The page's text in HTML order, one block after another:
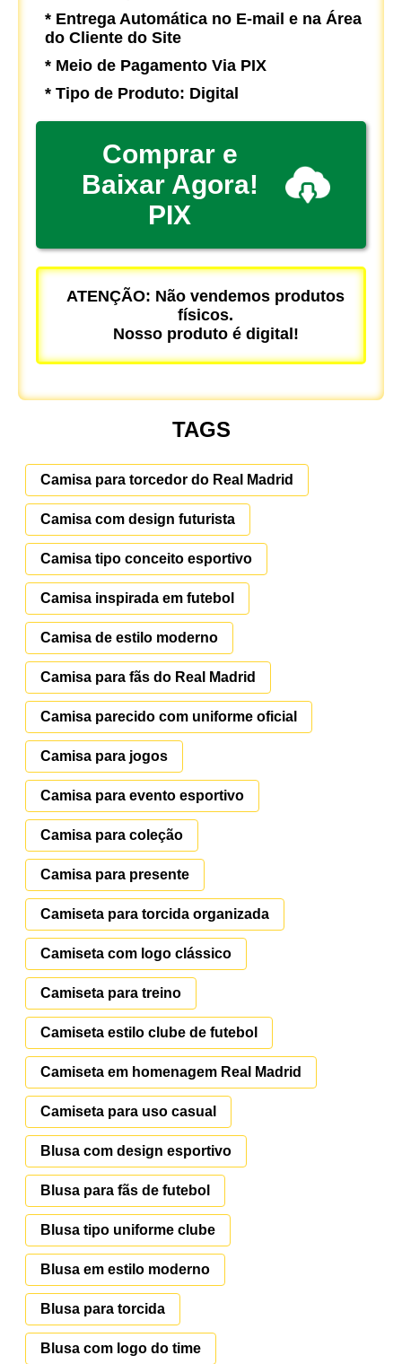
* Entrega Automática no E-mail e na Área
do Cliente do Site
* Meio de Pagamento Via PIX
* Tipo de Produto: Digital
Comprar e
Baixar Agora!
PIX
ATENÇÃO: Não vendemos produtos
físicos.
Nosso produto é digital!
TAGS
Camisa para torcedor do Real Madrid
Camisa com design futurista
Camisa tipo conceito esportivo
Camisa inspirada em futebol
Camisa de estilo moderno
Camisa para fãs do Real Madrid
Camisa parecido com uniforme oficial
Camisa para jogos
Camisa para evento esportivo
Camisa para coleção
Camisa para presente
Camiseta para torcida organizada
Camiseta com logo clássico
Camiseta para treino
Camiseta estilo clube de futebol
Camiseta em homenagem Real Madrid
Camiseta para uso casual
Blusa com design esportivo
Blusa para fãs de futebol
Blusa tipo uniforme clube
Blusa em estilo moderno
Blusa para torcida
Blusa com logo do time